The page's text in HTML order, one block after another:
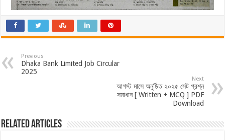
Previous
Dhaka Bank Limited Job Circular
2025
Next
আগস্ট মাসে অনুষ্ঠিত ২০২৫ সেট প্রশ্ন
সমাধান [ Written + MCQ ] PDF
Download
Related Articles